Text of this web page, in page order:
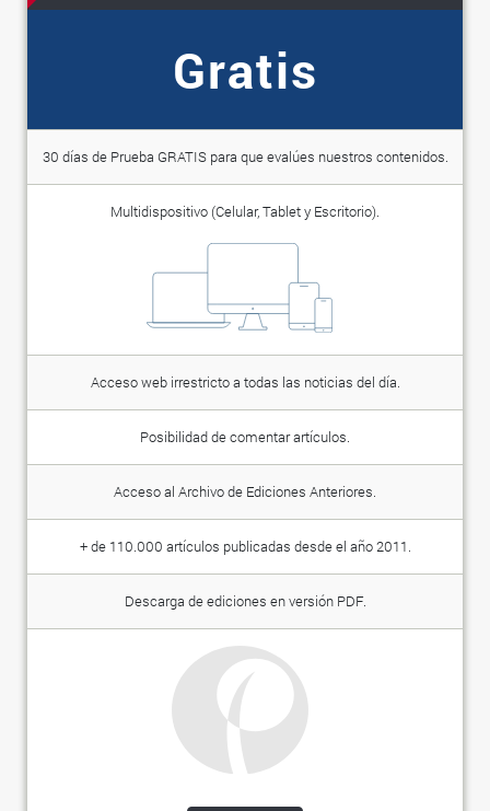
Gratis
30 días de Prueba GRATIS para que evalúes nuestros contenidos.
Multidispositivo (Celular, Tablet y Escritorio).
Acceso web irrestricto a todas las noticias del día.
Posibilidad de comentar artículos.
Acceso al Archivo de Ediciones Anteriores.
+ de 110.000 artículos publicadas desde el año 2011.
Descarga de ediciones en versión PDF.